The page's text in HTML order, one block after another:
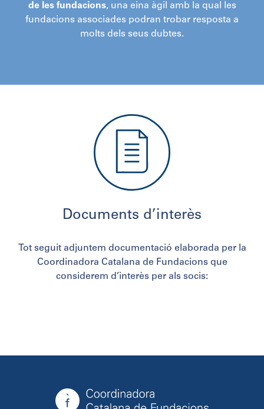
de les fundacions, una eina àgil amb la qual les
fundacions associades podran trobar resposta a
molts dels seus dubtes.
Documents d’interès
Tot seguit adjuntem documentació elaborada per la
Coordinadora Catalana de Fundacions que
considerem d’interès per als socis: